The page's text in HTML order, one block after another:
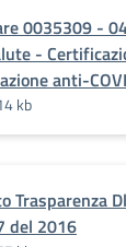
0035309 -
-
anti-
kb
Trasparenza
del 2016